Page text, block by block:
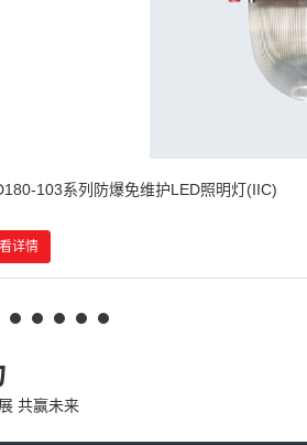
系列防爆灯(IIB)
详情
共赢未来